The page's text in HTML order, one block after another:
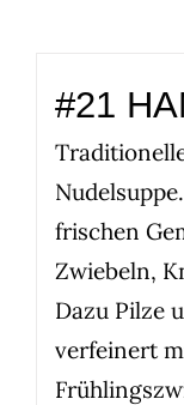
#21
frischen
Zwiebeln,
Dazu Pilze
verfeinert